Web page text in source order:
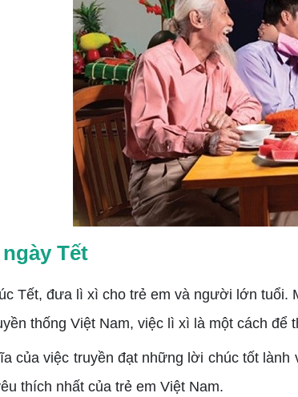
Tết
Tết, đưa lì xì cho trẻ em và người lớn
thống Việt Nam, việc lì xì là một cách
của việc truyền đạt những lời chúc tốt
thích nhất của trẻ em Việt Nam.